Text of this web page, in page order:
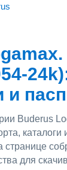
и
Buderus
каталоги
странице
для